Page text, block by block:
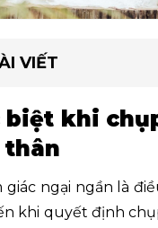
VIẾT
biệt khi
thân
giác ngại ngần là
khi quyết định